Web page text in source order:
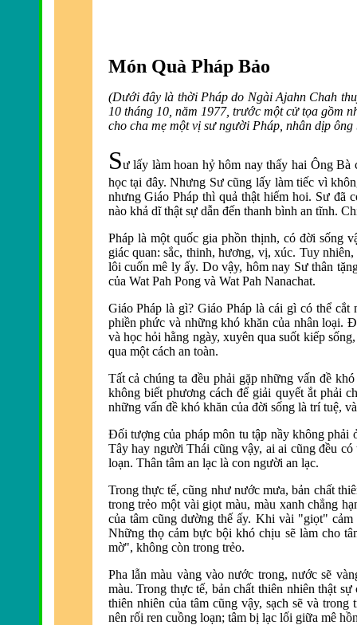
Món Quà Pháp Bảo
(Dưới đây là thời Pháp do Ngài Ajahn Chah
10 tháng 10, năm 1977, trước một cử tọa gồm
cho cha mẹ một vị sư người Pháp, nhân dịp ông
Sư lấy làm hoan hỷ hôm nay thấy hai Ông Bà
học tại đây. Nhưng Sư cũng lấy làm tiếc vì
nhưng Giáo Pháp thì quả thật hiếm hoi. Sư đã
nào khả dĩ thật sự dẫn đến thanh bình an tĩnh.
Pháp là một quốc gia phồn thịnh, có đời sống
giác quan: sắc, thinh, hương, vị, xúc. Tuy
lôi cuốn mê ly ấy. Do vậy, hôm nay Sư thân
của Wat Pah Pong và Wat Pah Nanachat.
Giáo Pháp là gì? Giáo Pháp là cái gì có thể
phiền phức và những khó khăn của nhân loại.
và học hỏi hằng ngày, xuyên qua suốt kiếp
qua một cách an toàn.
Tất cả chúng ta đều phải gặp những vấn đề
không biết phương cách để giải quyết ắt phải
những vấn đề khó khăn của đời sống là trí tuệ,
Ðối tượng của pháp môn tu tập nầy không phải
Tây hay người Thái cũng vậy, ai ai cũng đều có
loạn. Thân tâm an lạc là con người an lạc.
Trong thực tế, cũng như nước mưa, bản chất
trong trẻo một vài giọt màu, màu xanh chẳng
của tâm cũng dường thế ấy. Khi vài "giọt"
Những thọ cảm bực bội khó chịu sẽ làm cho
mờ", không còn trong trẻo.
Pha lẫn màu vàng vào nước trong, nước sẽ
màu. Trong thực tế, bản chất thiên nhiên thật
thiên nhiên của tâm cũng vậy, sạch sẽ và
nên rối ren cuồng loạn; tâm bị lạc lối giữa mê